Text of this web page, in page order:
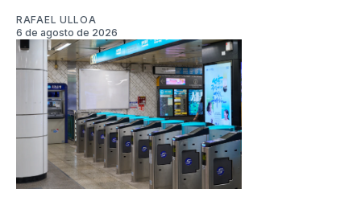
RAFAEL ULLOA
6 de agosto de 2026